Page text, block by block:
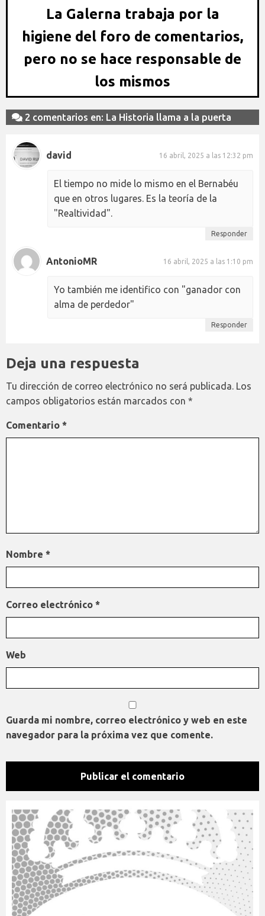
La Galerna trabaja por la
higiene del foro de comentarios,
pero no se hace responsable de
los mismos
2 comentarios en: La Historia llama a la puerta
david 16 abril, 2025 a las 12:32 pm
El tiempo no mide lo mismo en el Bernabéu
que en otros lugares. Es la teoría de la
"Realtividad".
Responder
AntonioMR 16 abril, 2025 a las 1:10 pm
Yo también me identifico con "ganador con
alma de perdedor"
Responder
Deja una respuesta
Tu dirección de correo electrónico no será publicada. Los
campos obligatorios están marcados con *
Comentario *
Nombre *
Correo electrónico *
Web
Guarda mi nombre, correo electrónico y web en este
navegador para la próxima vez que comente.